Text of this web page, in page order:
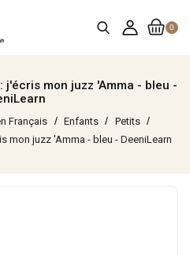
0
mon juzz 'Amma - bleu -
Français Enfants
Petits
mon juzz 'Amma - bleu - DeeniLearn